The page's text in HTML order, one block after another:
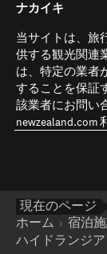
ナカイキ
当サイトは、旅
供する観光関連
は、特定の業者
することを保証
該業者にお問い
newzealand.com
現在のページ
ホーム
宿泊
ハイドランジ